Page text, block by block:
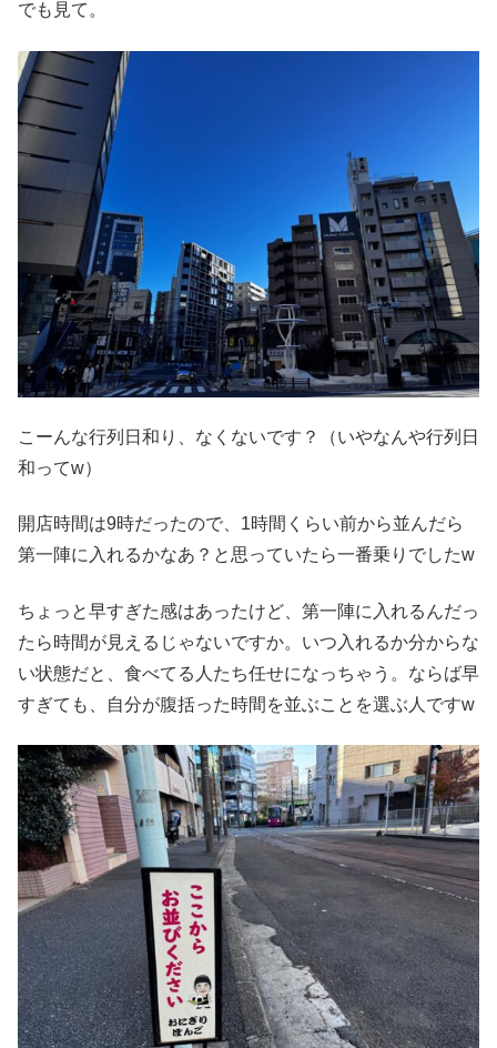
でも見て。
こーんな行列日和り、なくないです？（いやなんや行列日
和ってw）
開店時間は9時だったので、1時間くらい前から並んだら
第一陣に入れるかなあ？と思っていたら一番乗りでしたw
ちょっと早すぎた感はあったけど、第一陣に入れるんだっ
たら時間が見えるじゃないですか。いつ入れるか分からな
い状態だと、食べてる人たち任せになっちゃう。ならば早
すぎても、自分が腹括った時間を並ぶことを選ぶ人ですw